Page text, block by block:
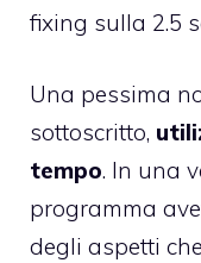
fixing sulla 2.5
Una pessima
sottoscritto,
tempo. In una
programma
degli aspetti